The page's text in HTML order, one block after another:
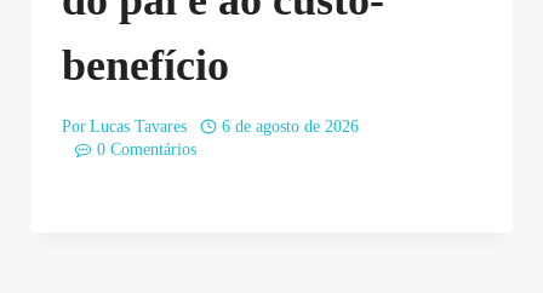
benefício
Por Lucas Tavares
6 de agosto de 2026
0 Comentários